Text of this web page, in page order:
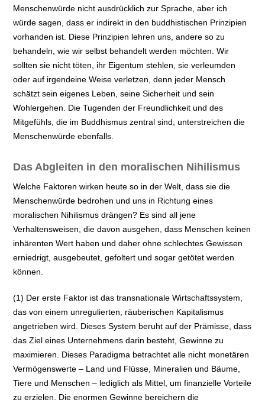
Menschenwürde nicht ausdrücklich zur Sprache, aber ich
würde sagen, dass er indirekt in den buddhistischen Prinzipien
vorhanden ist. Diese Prinzipien lehren uns, andere so zu
behandeln, wie wir selbst behandelt werden möchten. Wir
sollten sie nicht töten, ihr Eigentum stehlen, sie verleumden
oder auf irgendeine Weise verletzen, denn jeder Mensch
schätzt sein eigenes Leben, seine Sicherheit und sein
Wohlergehen. Die Tugenden der Freundlichkeit und des
Mitgefühls, die im Buddhismus zentral sind, unterstreichen die
Menschenwürde ebenfalls.
Das Abgleiten in den moralischen Nihilismus
Welche Faktoren wirken heute so in der Welt, dass sie die
Menschenwürde bedrohen und uns in Richtung eines
moralischen Nihilismus drängen? Es sind all jene
Verhaltensweisen, die davon ausgehen, dass Menschen keinen
inhärenten Wert haben und daher ohne schlechtes Gewissen
erniedrigt, ausgebeutet, gefoltert und sogar getötet werden
können.
(1) Der erste Faktor ist das transnationale Wirtschaftssystem,
das von einem unregulierten, räuberischen Kapitalismus
angetrieben wird. Dieses System beruht auf der Prämisse, dass
das Ziel eines Unternehmens darin besteht, Gewinne zu
maximieren. Dieses Paradigma betrachtet alle nicht monetären
Vermögenswerte – Land und Flüsse, Mineralien und Bäume,
Tiere und Menschen – lediglich als Mittel, um finanzielle Vorteile
zu erzielen. Die enormen Gewinne bereichern die